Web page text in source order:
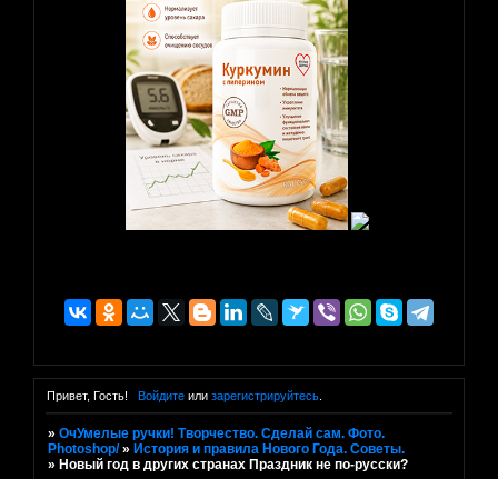
Привет, Гость! Войдитеили зарегистрируйтесь.
»ОчУмелые ручки! Творчество. Сделай сам. Фото.
Photoshop/ »История и правила Нового Года. Советы.
»Новый год в других странах Праздник не по-русски?